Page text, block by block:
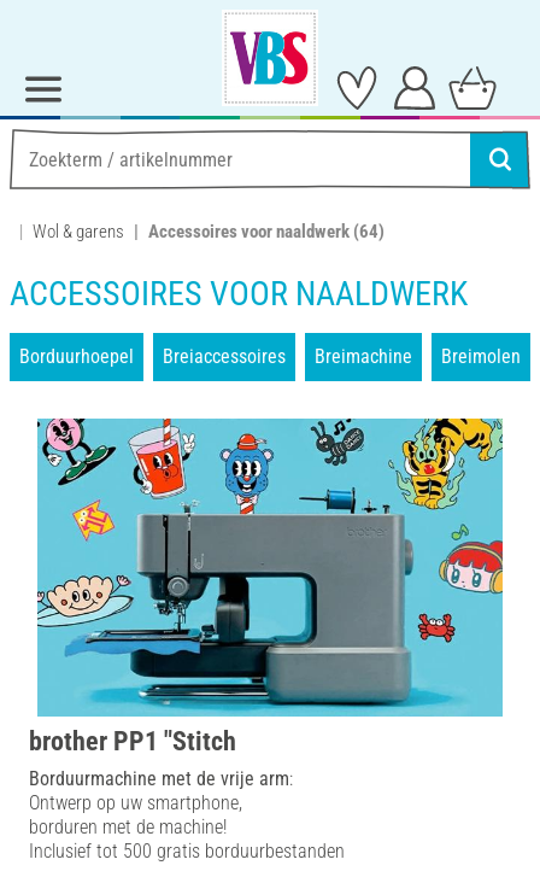
Wol & garens Accessoires voor naaldwerk (64)
ACCESSOIRES VOOR NAALDWERK
Borduurhoepel Breiaccessoires Breimachine Breimolen
brother PP1 "Stitch
Borduurmachine met de vrije arm:
Ontwerp op uw smartphone,
borduren met de machine!
Inclusief tot 500 gratis borduurbestanden